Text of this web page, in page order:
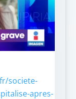
societe-
apres-